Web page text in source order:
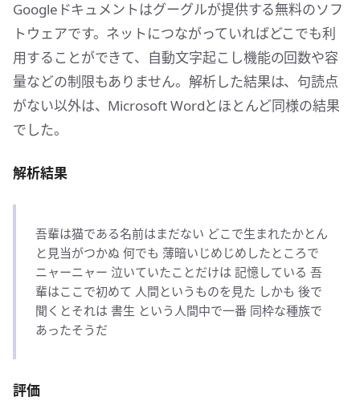
Googleドキュメントはグーグルが提供する無料のソフ
トウェアです。ネットにつながっていればどこでも利
用することができて、自動文字起こし機能の回数や容
量などの制限もありません。解析した結果は、句読点
がない以外は、Microsoft Wordとほとんど同様の結果
でした。
解析結果
吾輩は猫である名前はまだない どこで生まれたかとん
と見当がつかぬ 何でも 薄暗いじめじめしたところで
ニャーニャー 泣いていたことだけは 記憶している 吾
輩はここで初めて 人間というものを見た しかも 後で
聞くとそれは 書生 という人間中で一番 同枠な種族で
あったそうだ
評価